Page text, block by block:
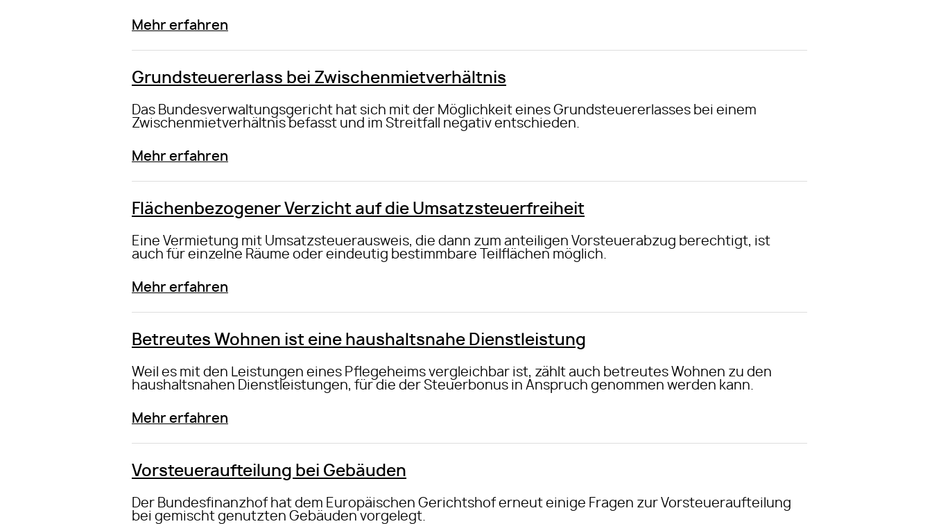
Mehr erfahren
Grundsteuererlass bei Zwischenmietverhältnis
Das Bundesverwaltungsgericht hat sich mit der Möglichkeit eines Grundsteuererlasses bei einem
Zwischenmietverhältnis befasst und im Streitfall negativ entschieden.
Mehr erfahren
Flächenbezogener Verzicht auf die Umsatzsteuerfreiheit
Eine Vermietung mit Umsatzsteuerausweis, die dann zum anteiligen Vorsteuerabzug berechtigt, ist
auch für einzelne Räume oder eindeutig bestimmbare Teilflächen möglich.
Mehr erfahren
Betreutes Wohnen ist eine haushaltsnahe Dienstleistung
Weil es mit den Leistungen eines Pflegeheims vergleichbar ist, zählt auch betreutes Wohnen zu den
haushaltsnahen Dienstleistungen, für die der Steuerbonus in Anspruch genommen werden kann.
Mehr erfahren
Vorsteueraufteilung bei Gebäuden
Der Bundesfinanzhof hat dem Europäischen Gerichtshof erneut einige Fragen zur Vorsteueraufteilung
bei gemischt genutzten Gebäuden vorgelegt.